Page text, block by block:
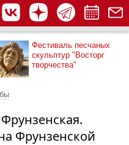
Фестиваль песчаных
скульптур "Восторг
творчества"
Фрунзенской